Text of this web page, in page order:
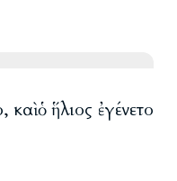
ὁ ἥλιος ἐγένετο